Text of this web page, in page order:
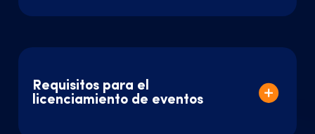
Requisitos para el
licenciamiento de eventos